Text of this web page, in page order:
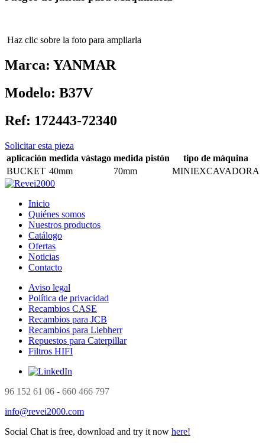
Haz clic sobre la foto para ampliarla
Marca: YANMAR
Modelo: B37V
Ref: 172443-72340
Solicitar esta pieza
aplicación medida vástago medida pistón
tipo de máquina
BUCKET 40mm 70mm MINIEXCAVADORA
Inicio
Quiénes somos
Nuestros productos
Catálogo
Ofertas
Noticias
Contacto
Aviso legal
Política de privacidad
Recambios CASE
Recambios para JCB
Recambios para Liebherr
Repuestos para Caterpillar
Filtros HIFI
96 152 61 06 - 660 466 797
info@revei2000.com
Social Chat is free, download and try it now here!